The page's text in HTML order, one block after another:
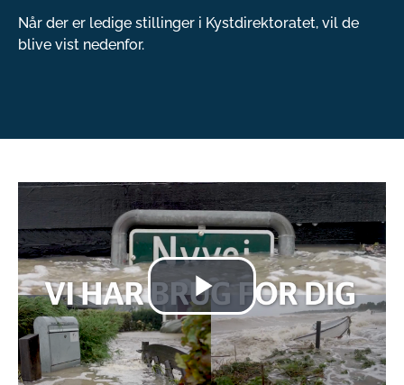
Når der er ledige stillinger i Kystdirektoratet, vil de
blive vist nedenfor.